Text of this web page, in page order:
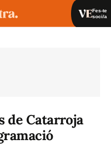
Fes-te
soci/a
de Catarroja